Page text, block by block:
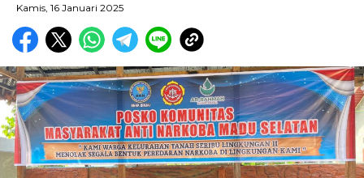
Kamis, 16 Januari 2025